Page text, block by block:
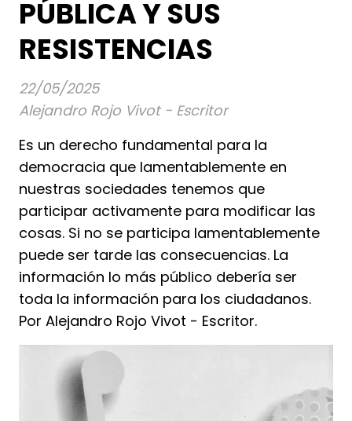
PÚBLICA Y SUS
RESISTENCIAS
Es un derecho fundamental para la
democracia que lamentablemente en
nuestras sociedades tenemos que
participar activamente para modificar las
cosas. Si no se participa lamentablemente
puede ser tarde las consecuencias. La
información lo más público debería ser
toda la información para los ciudadanos.
Por Alejandro Rojo Vivot - Escritor.
22/05/2025
Alejandro Rojo Vivot - Escritor